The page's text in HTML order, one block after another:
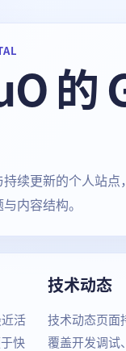
的
续更新的个人站
内容结构。
活
快
技术动态
技术动态页面
覆盖开发调试